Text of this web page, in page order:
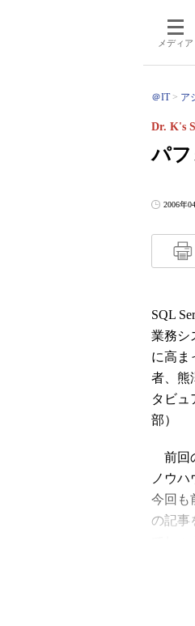
メディア
＠IT ア
パ
Dr. K's
2006年
SQL
業務シ
に高ま
者、熊
タビュ
部）
前回
ノウ
今回も
の記事
そ